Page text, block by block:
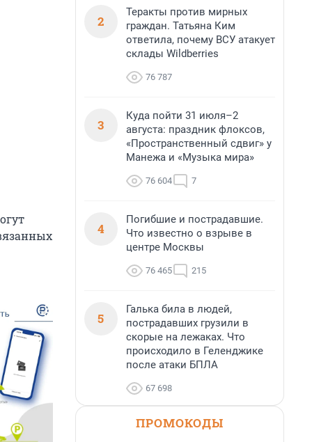
2
Теракты против мирных
граждан. Татьяна Ким
ответила, почему ВСУ атакует
склады Wildberries
76 787
3
Куда пойти 31 июля–2
августа: праздник флоксов,
«Пространственный сдвиг» у
Манежа и «Музыка мира»
76 604 7
4
Погибшие и пострадавшие.
Что известно о взрыве в
центре Москвы
76 465 215
5
Галька била в людей,
пострадавших грузили в
скорые на лежаках. Что
происходило в Геленджике
после атаки БПЛА
67 698
ПРОМОКОДЫ